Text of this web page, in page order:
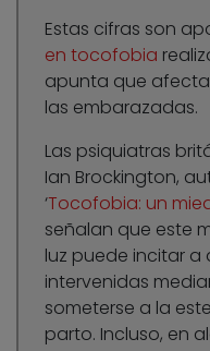
Estas cifras son
en tocofobia
apunta que afecta
las embarazadas.
Las psiquiatras
Ian Brockington,
‘Tocofobia: un
señalan que este
luz puede incitar a
intervenidas
someterse a la
parto. Incluso, en